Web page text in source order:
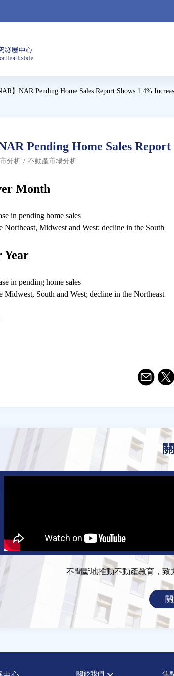
】NAR Pending Home Sales Report Shows 1.4%
Pending Home Sales
分析 / 不動產市場分析
Month
in pending home sales
Northeast, Midwest and West; decline in the South
Year
in pending home sales
Midwest, South and West; decline in the Northeast
不間斷地推動不動產教育，
關於我們 焦